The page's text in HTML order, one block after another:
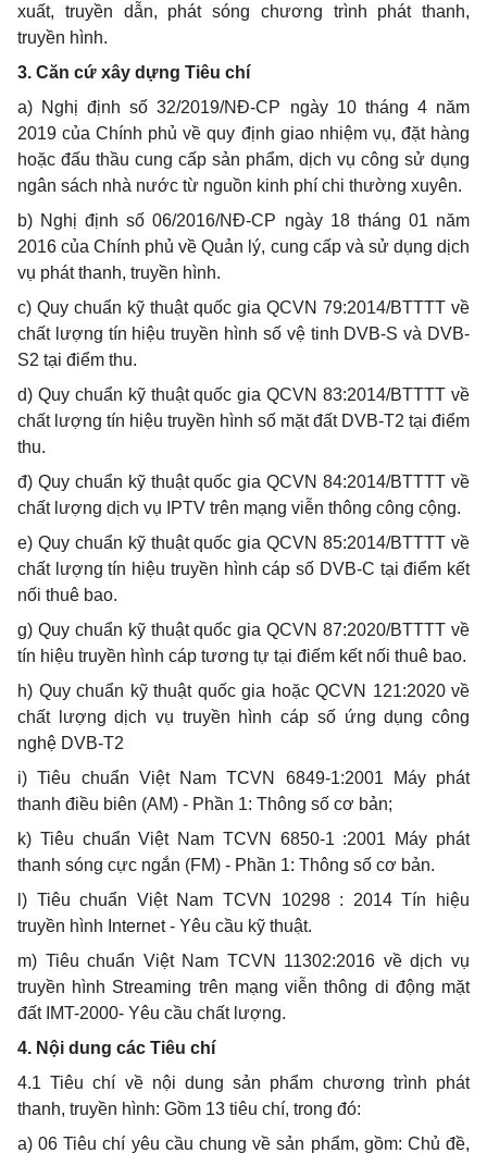
xuất, truyền dẫn, phát sóng chương trình phát thanh,
truyền hình.
3. Căn cứ xây dựng Tiêu chí
a) Nghị định số 32/2019/NĐ-CP ngày 10 tháng 4 năm
2019 của Chính phủ về quy định giao nhiệm vụ, đặt hàng
hoặc đấu thầu cung cấp sản phẩm, dịch vụ công sử dụng
ngân sách nhà nước từ nguồn kinh phí chi thường xuyên.
b) Nghị định số 06/2016/NĐ-CP ngày 18 tháng 01 năm
2016 của Chính phủ về Quản lý, cung cấp và sử dụng dịch
vụ phát thanh, truyền hình.
c) Quy chuẩn kỹ thuật quốc gia QCVN 79:2014/BTTTT về
chất lượng tín hiệu truyền hình số vệ tinh DVB-S và DVB-
S2 tại điểm thu.
d) Quy chuẩn kỹ thuật quốc gia QCVN 83:2014/BTTTT về
chất lượng tín hiệu truyền hình số mặt đất DVB-T2 tại điểm
thu.
đ) Quy chuẩn kỹ thuật quốc gia QCVN 84:2014/BTTTT về
chất lượng dịch vụ IPTV trên mạng viễn thông công cộng.
e) Quy chuẩn kỹ thuật quốc gia QCVN 85:2014/BTTTT về
chất lượng tín hiệu truyền hình cáp số DVB-C tại điểm kết
nối thuê bao.
g) Quy chuẩn kỹ thuật quốc gia QCVN 87:2020/BTTTT về
tín hiệu truyền hình cáp tương tự tại điếm kết nối thuê bao.
h) Quy chuẩn kỹ thuật quốc gia hoặc QCVN 121:2020 về
chất lượng dịch vụ truyền hình cáp số ứng dụng công
nghệ DVB-T2
i) Tiêu chuẩn Việt Nam TCVN 6849-1:2001 Máy phát
thanh điều biên (AM) - Phần 1: Thông số cơ bản;
k) Tiêu chuẩn Việt Nam TCVN 6850-1 :2001 Máy phát
thanh sóng cực ngắn (FM) - Phần 1: Thông số cơ bản.
) Tiêu chuẩn Việt Nam TCVN 10298 : 2014 Tín hiệu
truyền hình Internet - Yêu cầu kỹ thuật.
m) Tiêu chuẩn Việt Nam TCVN 11302:2016 về dịch vụ
truyền hình Streaming trên mạng viễn thông di động mặt
đất IMT-2000- Yêu cầu chất lượng.
4. Nội dung các Tiêu chí
4.1 Tiêu chí về nội dung sản phẩm chương trình phát
thanh, truyền hình: Gồm 13 tiêu chí, trong đó:
a) 06 Tiêu chí yêu cầu chung về sản phẩm, gồm: Chủ đề,